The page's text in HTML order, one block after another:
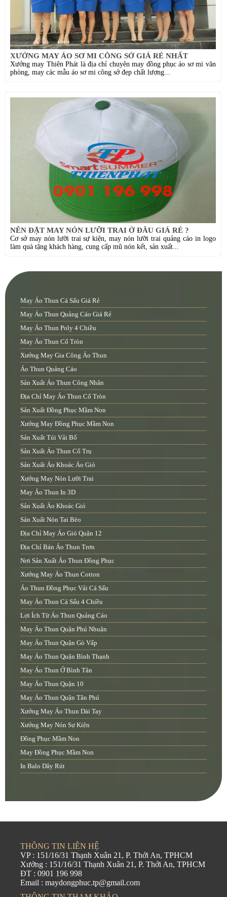
XƯỞNG MAY ÁO SƠ MI CÔNG SỞ GIÁ RẺ NHẤT
Xưởng may Thiên Phát là địa chỉ chuyên may đồng phục áo sơ mi văn
phòng, may các mẫu áo sơ mi công sở đẹp chất lượng...
NÊN ĐẶT MAY NÓN LƯỠI TRAI Ở ĐÂU GIÁ RẺ ?
Cơ sở may nón lưỡi trai sự kiện, may nón lưỡi trai quảng cáo in logo
làm quà tặng khách hàng, cung cấp mũ nón kết, sản xuất...
May Áo Thun Cá Sấu Giá Rẻ
May Áo Thun Quảng Cáo Giá Rẻ
May Áo Thun Poly 4 Chiều
May Áo Thun Cổ Tròn
Xưởng May Gia Công Áo Thun
Áo Thun Quảng Cáo
Sản Xuất Áo Thun Công Nhân
Địa Chỉ May Áo Thun Cổ Tròn
Sản Xuất Đồng Phục Mầm Non
Xưởng May Đồng Phục Mầm Non
Sản Xuất Túi Vải Bố
Sản Xuất Áo Thun Cổ Trụ
Sản Xuất Áo Khoác Áo Gió
Xưởng May Nón Lưỡi Trai
May Áo Thun In 3D
Sản Xuất Áo Khoác Gió
Sản Xuất Nón Tai Bèo
Địa Chỉ May Áo Gió Quận 12
Địa Chỉ Bán Áo Thun Trơn
Nơi Sản Xuất Áo Thun Đồng Phục
Xưởng May Áo Thun Cotton
Áo Thun Đồng Phục Vải Cá Sấu
May Áo Thun Cá Sấu 4 Chiều
Lợi Ích Từ Áo Thun Quảng Cáo
May Áo Thun Quận Phú Nhuận
May Áo Thun Quận Gò Vấp
May Áo Thun Quận Bình Thạnh
May Áo Thun Ở Bình Tân
May Áo Thun Quận 10
May Áo Thun Quận Tân Phú
Xưởng May Áo Thun Dài Tay
Xưởng May Nón Sự Kiện
Đồng Phục Mầm Non
May Đồng Phục Mầm Non
In Balo Dây Rút
THÔNG TIN LIÊN HỆ
VP : 151/16/31 Thạnh Xuân 21, P. Thới An, TPHCM
Xưởng : 151/16/31 Thạnh Xuân 21, P. Thới An, TPHCM
ĐT : 0901 196 998
Email : maydongphuc.tp@gmail.com